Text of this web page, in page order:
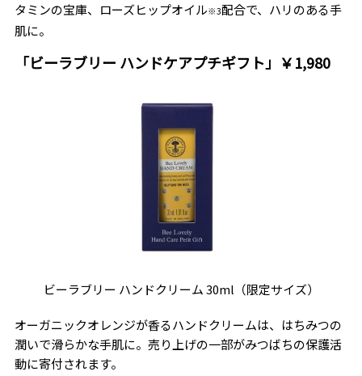
タミンの宝庫、ローズヒップオイル※3配合で、ハリのある手
肌に。
「ビーラブリー ハンドケアプチギフト」￥1,980
ビーラブリー ハンドクリーム 30ml（限定サイズ）
オーガニックオレンジが香るハンドクリームは、はちみつの
潤いで滑らかな手肌に。売り上げの一部がみつばちの保護活
動に寄付されます。